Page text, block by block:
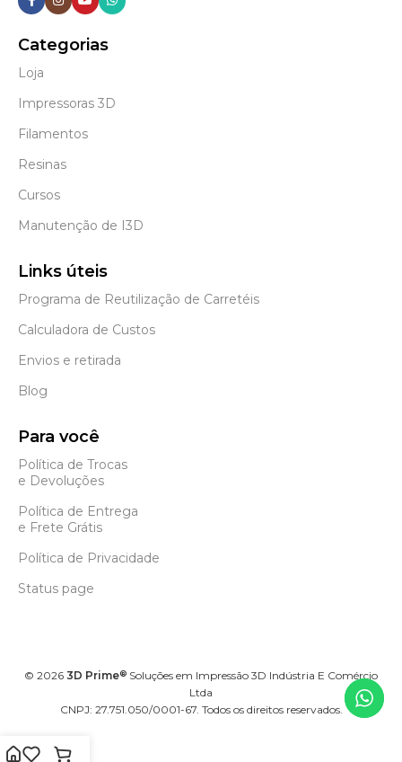
Categorias
Loja
Impressoras 3D
Filamentos
Resinas
Cursos
Manutenção de I3D
Links úteis
Programa de Reutilização de Carretéis
Calculadora de Custos
Envios e retirada
Blog
Para você
Política de Trocas
e Devoluções
Política de Entrega
e Frete Grátis
Política de Privacidade
Status page
© 2026 3D Prime® Soluções em Impressão 3D Indústria E Comércio
Ltda
CNPJ: 27.751.050/0001-67. Todos os direitos reservados.